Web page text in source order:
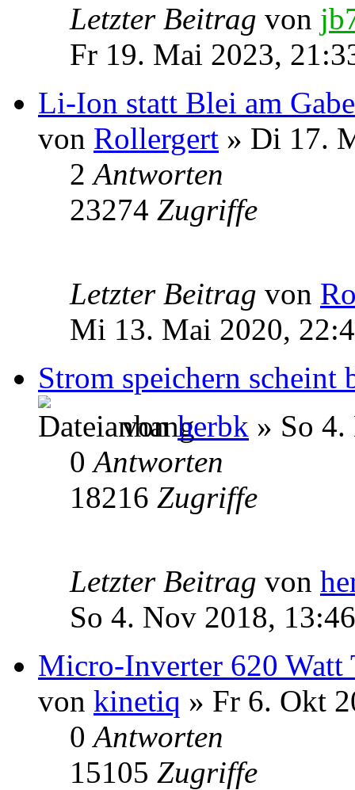
Letzter Beitrag von
Fr 19. Mai 2023,
Li-Ion statt Blei am
von Rollergert » Di 17.
2Antworten
23274 Zugriffe
Letzter Beitrag von
Mi 13. Mai 2020,
Strom speichern scheint
vonherbk » So
0Antworten
18216 Zugriffe
Letzter Beitrag von
So 4. Nov 2018, 13:46
Micro-Inverter 620 Watt
von kinetiq » Fr 6. Okt
0Antworten
15105 Zugriffe